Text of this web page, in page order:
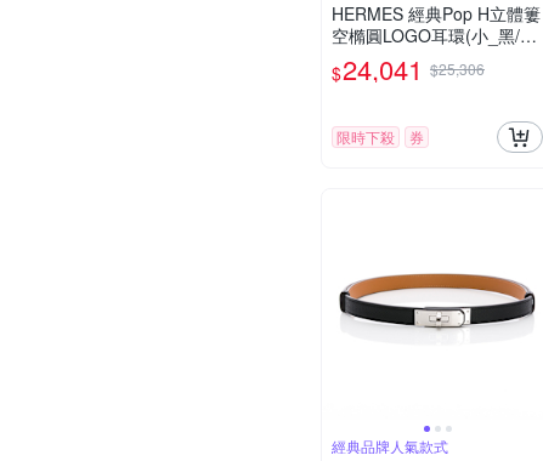
HERMES 經典Pop H立體簍
空橢圓LOGO耳環(小_黑/玫
瑰金)
$24,041 $25,306
限時下殺 券
經典品牌人氣款式